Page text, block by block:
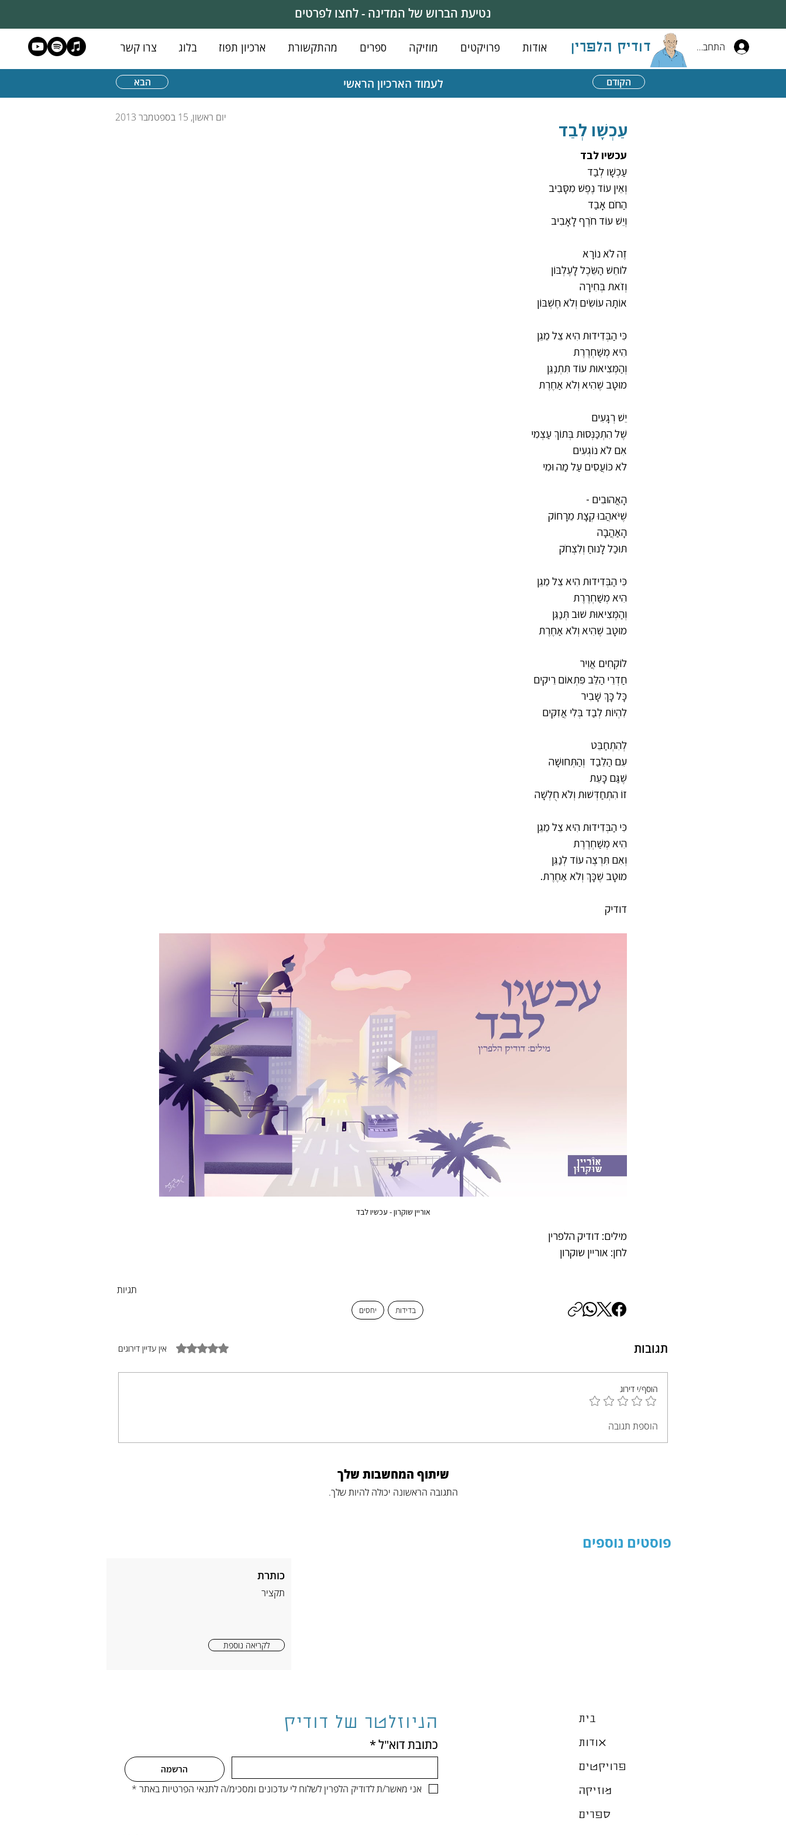
נטיעת הברוש של המדינה - לחצו לפרטים
אודות פרויקטים מוזיקה ספרים מהתקשורת ארכיון תפוז בלוג צרו קשר דודיק הלפרין התחברות
הבא לעמוד הארכיון הראשי הקודם
יום ראשון, 15 בספטמבר 2013
עַכְשָׁו לְבַד
עכשיו לבד
עַכְשָׁו לְבַד
וְאֵין עוֹד נֶפֶשׁ מִסָּבִיב
הַחֹם אָבַד
וְיֵשׁ עוֹד חֹרֶף לָאָבִיב
זֶה לֹא נוֹרָא
לוֹחֵשׁ הַשֵּׂכֶל לָעֶלְבּוֹן
וְזֹאת בְּחִירָה
אוֹתָהּ עוֹשִׂים וְלֹא חֶשְׁבּוֹן
כִּי הַבְּדִידוּת הִיא צֵל מֵגֵן
הִיא מְשַׁחְרֶרֶת
וְהַמְּצִיאוּת עוֹד תִּתְנַגֵּן
מוּטָב שֶׁהִיא וְלֹא אַחֶרֶת
יֵשׁ רְגָעִים
שֶׁל הִתְכַּנְּסוּת בְּתוֹךְ עַצְמִי
אִם לֹא נוֹגְעִים
לֹא כּוֹעֲסִים עַל מַה וּמִי
הָאֲהוּבִים -
שֶׁיֹּאהֲבוּ קְצָת מֵרָחוֹק
הָאַהֲבָה
תּוּכַל לָנוּחַ וְלִצְחֹק
כִּי הַבְּדִידוּת הִיא צֵל מֵגֵן
הִיא מְשַׁחְרֶרֶת
וְהַמְּצִיאוּת שׁוּב תְּנַגֵּן
מוּטָב שֶׁהִיא וְלֹא אַחֶרֶת
לוֹקְחִים אֲוִיר
חַדְרֵי הַלֵּב פִּתְאוֹם רֵיקִים
כָּל כָּךְ שָׁבִיר
לִהְיוֹת לְבַד בְּלִי אֲזִקִּים
לְהִתְחַבֵּט
עִם הַלֵבַד  וְהַתְּחוּשָׁה
שֶׁגַּם כָּעֵת
זוֹ הִתְחַדְּשׁוּת וְלֹא חֻלְשָׁה
כִּי הַבְּדִידוּת הִיא צֵל מֵגֵן
הִיא מְשַׁחְרֶרֶת
וְאִם תִּרְצֶה עוֹד לְנַגֵּן
מוּטָב שֶׁכָּךְ וְלֹא אַחֶרֶת.
דודיק
אוריין שוקרון - עכשיו לבד
מילים: דודיק הלפרין
לחן: אוריין שוקרון
תגיות
בדידות יחסים
תגובות דירוג של 0 מתוך 5 כוכבים אין עדיין דירוגים
הוסף/י דירוג
הוספת תגובה
שיתוף המחשבות שלך
התגובה הראשונה יכולה להיות שלך.
פוסטים נוספים
כותרת
תקציר
לקריאה נוספת
הניוזלטר של דודיק
כתובת דוא"ל*
הרשמה
אני מאשר/ת לדודיק הלפרין לשלוח לי עדכונים ומסכימ/ה לתנאי הפרטיות באתר *
בית
אודות
פרויקטים
מוזיקה
ספרים